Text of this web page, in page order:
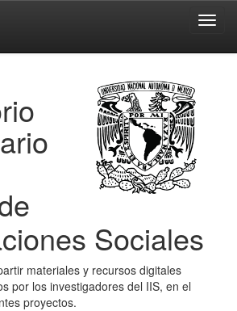
Sociales
materiales y recursos digitales
por los investigadores del IIS, en el
proyectos.